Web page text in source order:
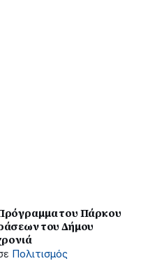
του Πάρκου
του Δήμου
Πολιτισμός